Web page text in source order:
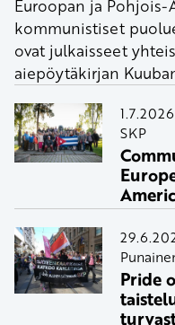
Euroopan ja Pohjois-
kommunistiset
ovat julkaisseet
aiepöytäkirjan
1.7.2026
SKP
Pride